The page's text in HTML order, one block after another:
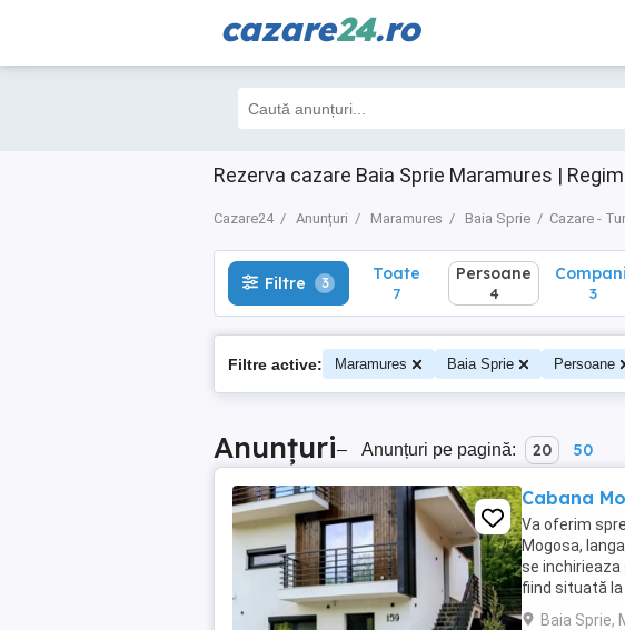
cazare24.ro
Rezerva cazare Baia Sprie Maramures |
Cazare24 Anunțuri Maramures Baia Sprie Cazare -
Filtre 3 Toate
7
Filtre 3 Toate
7
Persoane
4 3
Filtre active: Maramures Baia Sprie Persoane
Anunțuri– Anunțuri pe pagină: 20 50
Cabana
Va oferim
Mogosa,
se inchirieaza
fiind situată
aproximativ
Baia Sprie,